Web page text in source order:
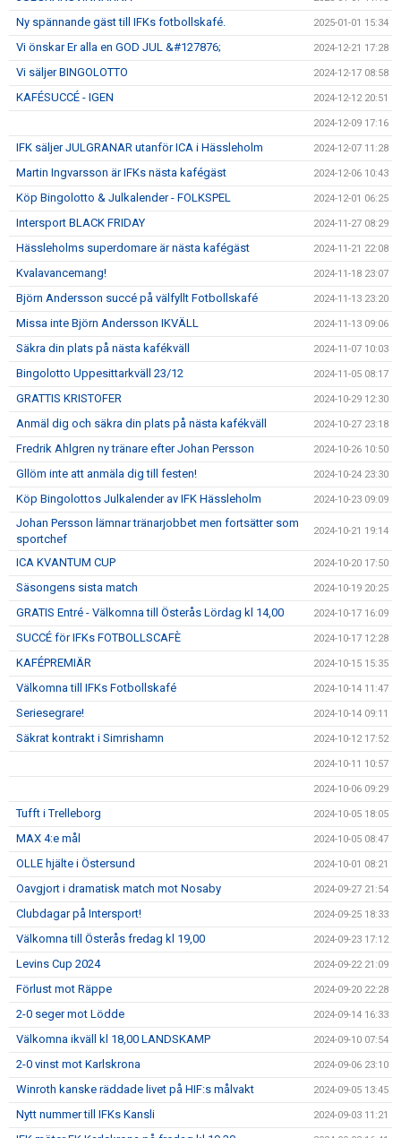
Ny spännande gäst till IFKs fotbollskafé. 2025-01-01 15:34
Vi önskar Er alla en GOD JUL &#127876; 2024-12-21 17:28
Vi säljer BINGOLOTTO 2024-12-17 08:58
KAFÉSUCCÉ - IGEN 2024-12-12 20:51
2024-12-09 17:16
IFK säljer JULGRANAR utanför ICA i Hässleholm 2024-12-07 11:28
Martin Ingvarsson är IFKs nästa kafégäst 2024-12-06 10:43
Köp Bingolotto & Julkalender - FOLKSPEL 2024-12-01 06:25
Intersport BLACK FRIDAY 2024-11-27 08:29
Hässleholms superdomare är nästa kafégäst 2024-11-21 22:08
Kvalavancemang! 2024-11-18 23:07
Björn Andersson succé på välfyllt Fotbollskafé 2024-11-13 23:20
Missa inte Björn Andersson IKVÄLL 2024-11-13 09:06
Säkra din plats på nästa kafékväll 2024-11-07 10:03
Bingolotto Uppesittarkväll 23/12 2024-11-05 08:17
GRATTIS KRISTOFER 2024-10-29 12:30
Anmäl dig och säkra din plats på nästa kafékväll 2024-10-27 23:18
Fredrik Ahlgren ny tränare efter Johan Persson 2024-10-26 10:50
Gllöm inte att anmäla dig till festen! 2024-10-24 23:30
Köp Bingolottos Julkalender av IFK Hässleholm 2024-10-23 09:09
Johan Persson lämnar tränarjobbet men fortsätter som
sportchef
2024-10-21 19:14
ICA KVANTUM CUP 2024-10-20 17:50
Säsongens sista match 2024-10-19 20:25
GRATIS Entré - Välkomna till Österås Lördag kl 14,00 2024-10-17 16:09
SUCCÉ för IFKs FOTBOLLSCAFÈ 2024-10-17 12:28
KAFÉPREMIÄR 2024-10-15 15:35
Välkomna till IFKs Fotbollskafé 2024-10-14 11:47
Seriesegrare! 2024-10-14 09:11
Säkrat kontrakt i Simrishamn 2024-10-12 17:52
2024-10-11 10:57
2024-10-06 09:29
Tufft i Trelleborg 2024-10-05 18:05
MAX 4:e mål 2024-10-05 08:47
OLLE hjälte i Östersund 2024-10-01 08:21
Oavgjort i dramatisk match mot Nosaby 2024-09-27 21:54
Clubdagar på Intersport! 2024-09-25 18:33
Välkomna till Österås fredag kl 19,00 2024-09-23 17:12
Levins Cup 2024 2024-09-22 21:09
Förlust mot Räppe 2024-09-20 22:28
2-0 seger mot Lödde 2024-09-14 16:33
Välkomna ikväll kl 18,00 LANDSKAMP 2024-09-10 07:54
2-0 vinst mot Karlskrona 2024-09-06 23:10
Winroth kanske räddade livet på HIF:s målvakt 2024-09-05 13:45
Nytt nummer till IFKs Kansli 2024-09-03 11:21